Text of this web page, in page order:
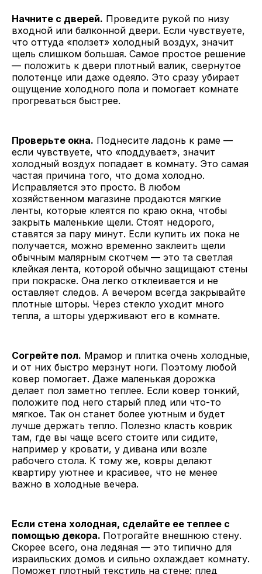
Начните с дверей. Проведите рукой по низу
входной или балконной двери. Если чувствуете,
что оттуда «ползет» холодный воздух, значит
щель слишком большая. Самое простое решение
— положить к двери плотный валик, свернутое
полотенце или даже одеяло. Это сразу убирает
ощущение холодного пола и помогает комнате
прогреваться быстрее.
Проверьте окна. Поднесите ладонь к раме —
если чувствуете, что «поддувает», значит
холодный воздух попадает в комнату. Это самая
частая причина того, что дома холодно.
Исправляется это просто. В любом
хозяйственном магазине продаются мягкие
ленты, которые клеятся по краю окна, чтобы
закрыть маленькие щели. Стоят недорого,
ставятся за пару минут. Если купить их пока не
получается, можно временно заклеить щели
обычным малярным скотчем — это та светлая
клейкая лента, которой обычно защищают стены
при покраске. Она легко отклеивается и не
оставляет следов. А вечером всегда закрывайте
плотные шторы. Через стекло уходит много
тепла, а шторы удерживают его в комнате.
Согрейте пол. Мрамор и плитка очень холодные,
и от них быстро мерзнут ноги. Поэтому любой
ковер помогает. Даже маленькая дорожка
делает пол заметно теплее. Если ковер тонкий,
положите под него старый плед или что-то
мягкое. Так он станет более уютным и будет
лучше держать тепло. Полезно класть коврик
там, где вы чаще всего стоите или сидите,
например у кровати, у дивана или возле
рабочего стола. К тому же, ковры делают
квартиру уютнее и красивее, что не менее
важно в холодные вечера.
Если стена холодная, сделайте ее теплее с
помощью декора. Потрогайте внешнюю стену.
Скорее всего, она ледяная — это типично для
израильских домов и сильно охлаждает комнату.
Поможет плотный текстиль на стене: плед